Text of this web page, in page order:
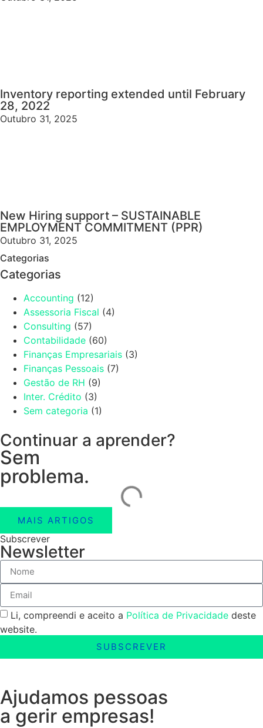
Inventory reporting extended until February
28, 2022
Outubro 31, 2025
New Hiring support – SUSTAINABLE
EMPLOYMENT COMMITMENT (PPR)
Outubro 31, 2025
Categorias
Categorias
Accounting (12)
Assessoria Fiscal (4)
Consulting (57)
Contabilidade (60)
Finanças Empresariais (3)
Finanças Pessoais (7)
Gestão de RH (9)
Inter. Crédito (3)
Sem categoria (1)
Continuar a aprender?
Sem
problema.
MAIS ARTIGOS
Subscrever
Newsletter
Li, compreendi e aceito a Política de Privacidade deste
website.
SUBSCREVER
Ajudamos pessoas
a gerir empresas!